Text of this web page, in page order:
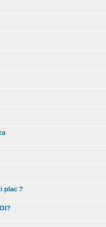
plac ?